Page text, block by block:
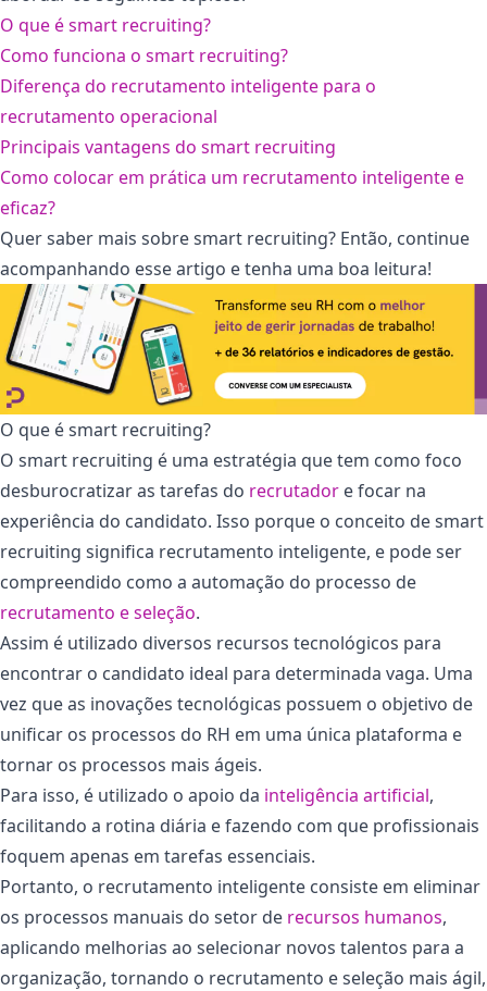
O que é smart recruiting?
Como funciona o smart recruiting?
Diferença do recrutamento inteligente para o
recrutamento operacional
Principais vantagens do smart recruiting
Como colocar em prática um recrutamento inteligente e
eficaz?
Quer saber mais sobre smart recruiting? Então, continue
acompanhando esse artigo e tenha uma boa leitura!
O que é smart recruiting?
O smart recruiting é uma estratégia que tem como foco
desburocratizar as tarefas do recrutador e focar na
experiência do candidato. Isso porque o conceito de smart
recruiting significa recrutamento inteligente, e pode ser
compreendido como a automação do processo de
recrutamento e seleção.
Assim é utilizado diversos recursos tecnológicos para
encontrar o candidato ideal para determinada vaga. Uma
vez que as inovações tecnológicas possuem o objetivo de
unificar os processos do RH em uma única plataforma e
tornar os processos mais ágeis.
Para isso, é utilizado o apoio da inteligência artificial,
facilitando a rotina diária e fazendo com que profissionais
foquem apenas em tarefas essenciais.
Portanto, o recrutamento inteligente consiste em eliminar
os processos manuais do setor de recursos humanos,
aplicando melhorias ao selecionar novos talentos para a
organização, tornando o recrutamento e seleção mais ágil,